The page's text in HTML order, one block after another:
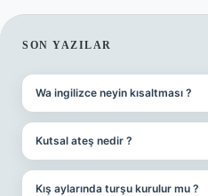
SIDEBAR
SON YAZILAR
Wa ingilizce neyin kısaltması ?
Kutsal ateş nedir ?
Kış aylarında turşu kurulur mu ?